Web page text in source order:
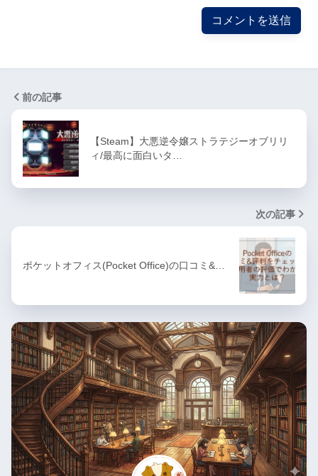
前の記事
【Steam】大悪逆令嬢ストラテジーオブリリ
ィ/最高に面白いタ…
次の記事
ポケットオフィス(Pocket Office)の口コミ&…